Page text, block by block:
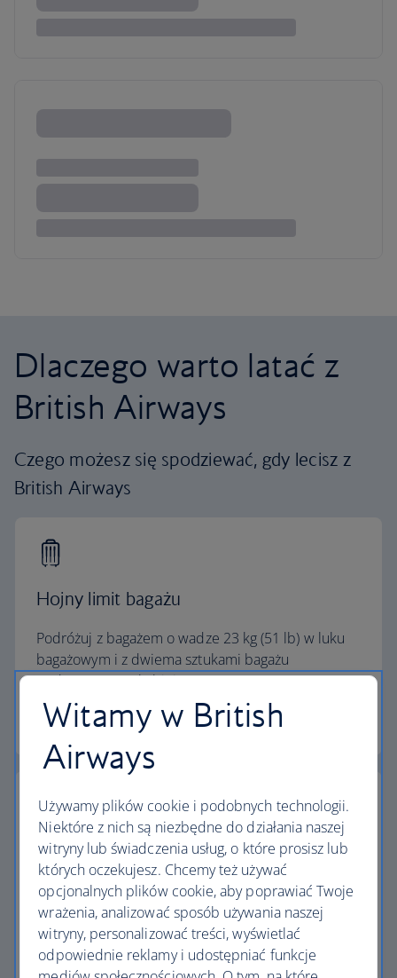
Dlaczego warto latać z
British Airways
Czego możesz się spodziewać, gdy lecisz z
British Airways
Hojny limit bagażu
Podróżuj z bagażem o wadze 23 kg (51 lb) w luku
bagażowym i z dwiema sztukami bagażu
podręcznego w kabinie.
Kalkulator limitu bagażu
Najwyższe standardy
Loty z British Airways to coś więcej niż podróż z
jednego miejsca do drugiego.
Odkryj udogodnienia
Witamy w British
Airways
Używamy plików cookie i podobnych technologii.
Niektóre z nich są niezbędne do działania naszej
witryny lub świadczenia usług, o które prosisz lub
których oczekujesz. Chcemy też używać
opcjonalnych plików cookie, aby poprawiać Twoje
wrażenia, analizować sposób używania naszej
witryny, personalizować treści, wyświetlać
odpowiednie reklamy i udostępniać funkcje